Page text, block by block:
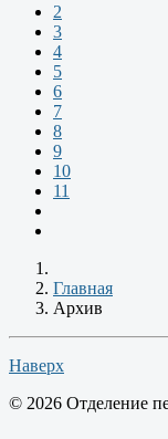
2
3
4
5
6
7
8
9
10
11
Главная
Архив
Наверх
© 2026 Отделение